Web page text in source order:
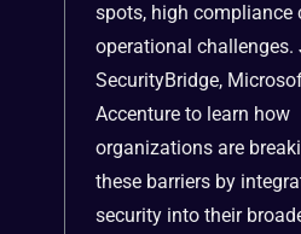
spots, high compliance
operational challenges.
SecurityBridge,
Accenture to learn how
organizations are
these barriers by
security into their